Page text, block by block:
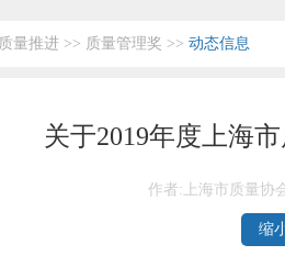
质量推进 >> 质量管理奖 >> 动态信息
关于2019年度上海
作者:上海市质量协
缩